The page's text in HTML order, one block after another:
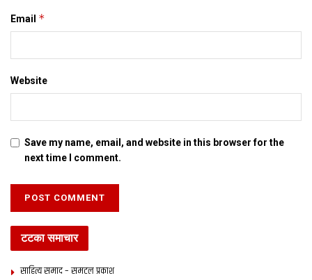
Email *
Website
Save my name, email, and website in this browser for the
next time I comment.
टटका समाचार
साहित्य समाद – समटल प्रकाश